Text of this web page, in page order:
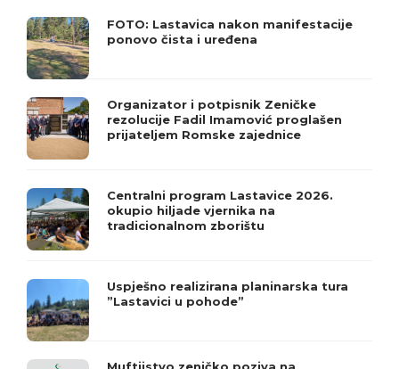
FOTO: Lastavica nakon manifestacije
ponovo čista i uređena
Organizator i potpisnik Zeničke
rezolucije Fadil Imamović proglašen
prijateljem Romske zajednice
Centralni program Lastavice 2026.
okupio hiljade vjernika na
tradicionalnom zborištu
Uspješno realizirana planinarska tura
”Lastavici u pohode”